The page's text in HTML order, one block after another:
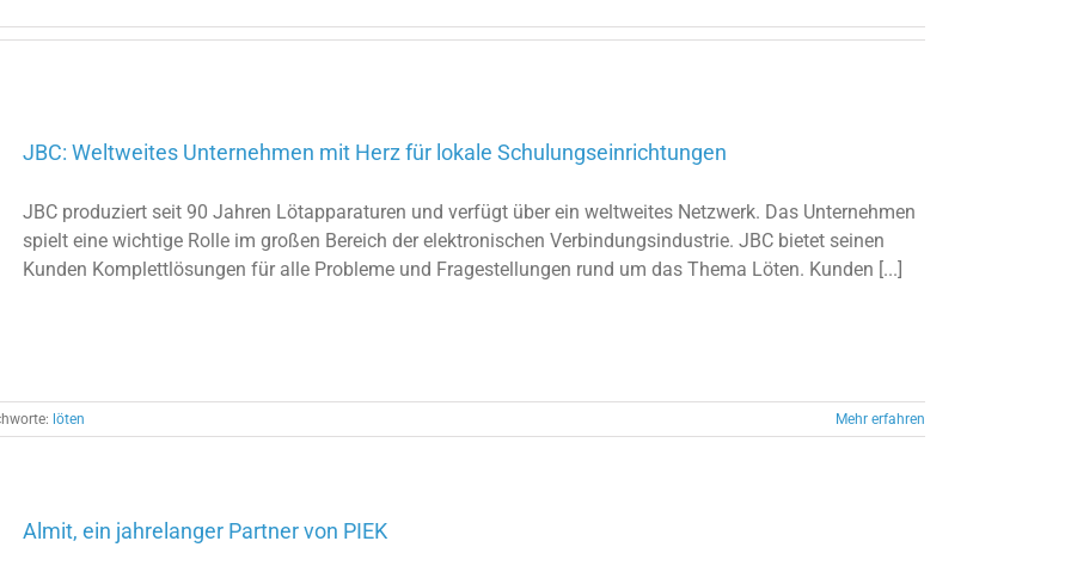
JBC: Weltweites Unternehmen mit Herz für lokale Schulungseinrichtungen
JBC produziert seit 90 Jahren Lötapparaturen und verfügt über ein weltweites Netzwerk. Das Unternehmen
spielt eine wichtige Rolle im großen Bereich der elektronischen Verbindungsindustrie. JBC bietet seinen
Kunden Komplettlösungen für alle Probleme und Fragestellungen rund um das Thema Löten. Kunden [...]
löten Mehr erfahren
Almit, ein jahrelanger Partner von PIEK